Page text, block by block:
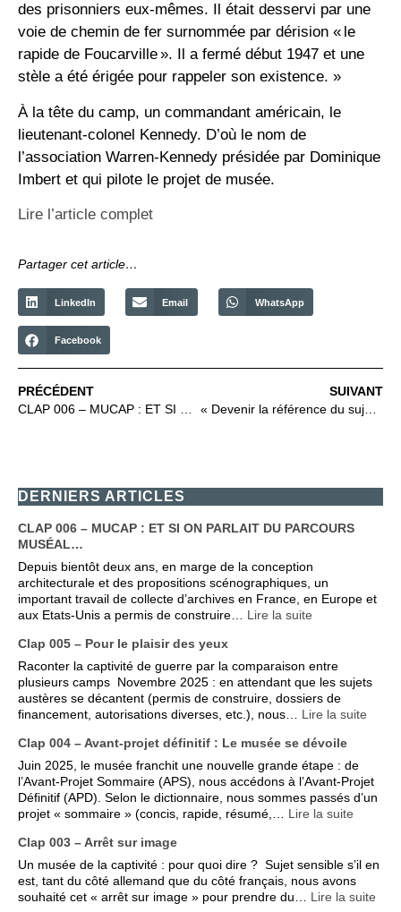
des prisonniers eux-mêmes. Il était desservi par une
voie de chemin de fer surnommée par dérision « le
rapide de Foucarville ». Il a fermé début 1947 et une
stèle a été érigée pour rappeler son existence. »
À la tête du camp, un commandant américain, le
lieutenant-colonel Kennedy. D’où le nom de
l’association Warren-Kennedy présidée par Dominique
Imbert et qui pilote le projet de musée.
Lire l’article complet
Partager cet article…
LinkedIn Email WhatsApp
Facebook
PRÉCÉDENT
SUIVANT
DERNIERS ARTICLES
CLAP 006 – MUCAP : ET SI ON PARLAIT DU PARCOURS
MUSÉAL…
Depuis bientôt deux ans, en marge de la conception
architecturale et des propositions scénographiques, un
important travail de collecte d’archives en France, en Europe et
aux Etats-Unis a permis de construire… Lire la suite
Clap 005 – Pour le plaisir des yeux
Raconter la captivité de guerre par la comparaison entre
plusieurs camps Novembre 2025 : en attendant que les sujets
austères se décantent (permis de construire, dossiers de
financement, autorisations diverses, etc.), nous… Lire la suite
Clap 004 – Avant-projet définitif : Le musée se dévoile
Juin 2025, le musée franchit une nouvelle grande étape : de
l’Avant-Projet Sommaire (APS), nous accédons à l’Avant-Projet
Définitif (APD). Selon le dictionnaire, nous sommes passés d’un
projet « sommaire » (concis, rapide, résumé,… Lire la suite
Clap 003 – Arrêt sur image
Un musée de la captivité : pour quoi dire ? Sujet sensible s’il en
est, tant du côté allemand que du côté français, nous avons
souhaité cet « arrêt sur image » pour prendre du… Lire la suite